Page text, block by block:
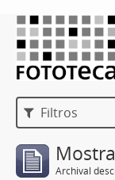
Filtros
Archival